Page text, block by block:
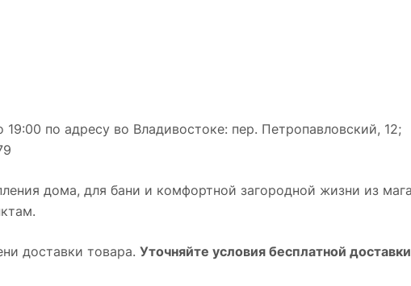
по адресу во Владивостоке: пер. Петропавловский, 12;
дома, для бани и комфортной загородной жизни из
доставки товара. Уточняйте условия бесплатной